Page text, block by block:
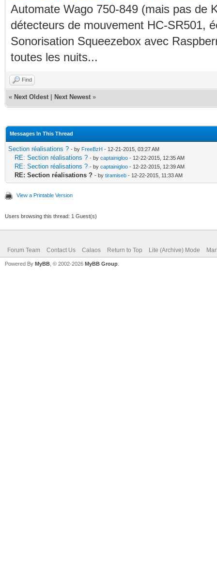
Automate Wago 750-849 (mais pas de
détecteurs de mouvement HC-SR501,
Sonorisation Squeezebox avec
toutes les nuits...
Find
« Next Oldest Next Newest »
Messages In This Thread
Section réalisations ? - by FreeBzH - 12-21-2015, 03:27 AM
RE: Section réalisations ? - by captainigloo - 12-22-2015, 12:35 AM
RE: Section réalisations ? - by captainigloo - 12-22-2015, 12:39 AM
RE: Section réalisations ? - by tiramiseb - 12-22-2015, 11:33 AM
View a Printable Version
Users browsing this thread: 1 Guest(s)
Forum Team Contact Us Calaos Return to Top Lite (Archive) Mode
Powered By MyBB , © 2002-2026 MyBB Group